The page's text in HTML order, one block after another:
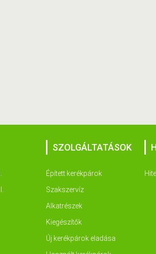
SZOLGÁLTATÁSOK
Épített kerékpárok
Szakszervíz
Alkatrészek
Kiegészítők
Új kerékpárok eladása
Hitel